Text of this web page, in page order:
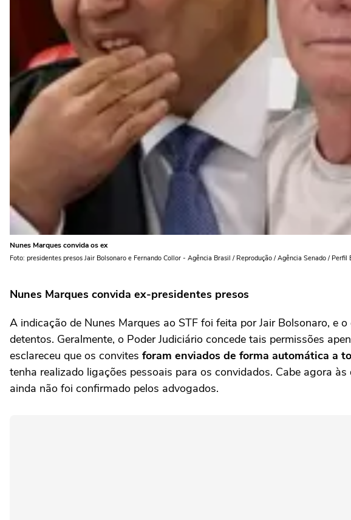
Nunes Marques convida os ex
Foto: presidentes presos Jair Bolsonaro e Fernando Collor - Agência Brasil / Reprodução / Agência Senado / Perfil
Nunes Marques convida ex-presidentes presos
A indicação de Nunes Marques ao STF foi feita por Jair Bolsonaro, e
detentos. Geralmente, o Poder Judiciário concede tais permissões
esclareceu que os convites foram enviados de forma automática a
tenha realizado ligações pessoais para os convidados. Cabe agora
ainda não foi confirmado pelos advogados.